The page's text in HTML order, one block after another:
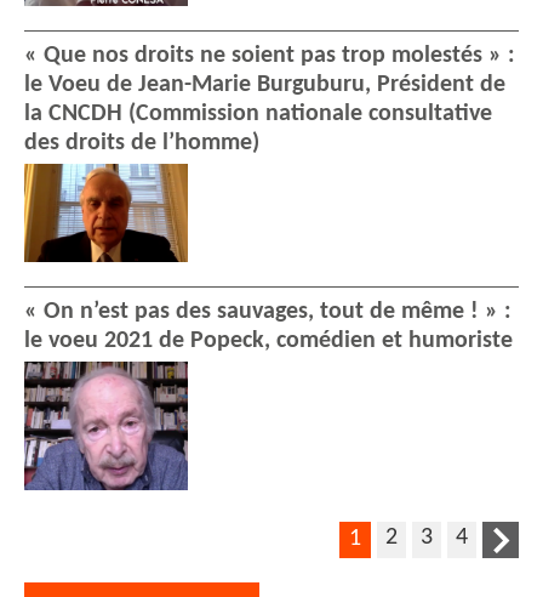
« Que nos droits ne soient pas trop molestés » :
le Voeu de Jean-Marie Burguburu, Président de
la CNCDH (Commission nationale consultative
des droits de l’homme)
« On n’est pas des sauvages, tout de même ! » :
le voeu 2021 de Popeck, comédien et humoriste
1 2 3 4